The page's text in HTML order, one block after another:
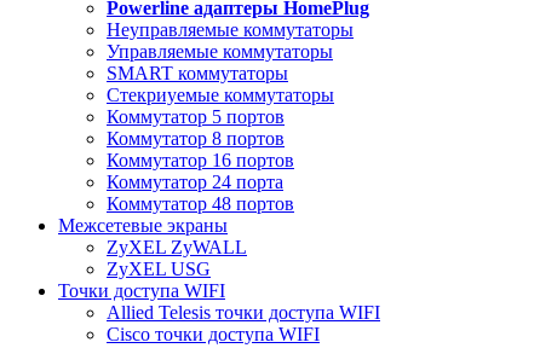
Powerline адаптеры HomePlug
Неуправляемые коммутаторы
Управляемые коммутаторы
SMART коммутаторы
Стекриуемые коммутаторы
Коммутатор 5 портов
Коммутатор 8 портов
Коммутатор 16 портов
Коммутатор 24 порта
Коммутатор 48 портов
Межсетевые экраны
ZyXEL ZyWALL
ZyXEL USG
Точки доступа WIFI
Allied Telesis точки доступа WIFI
Cisco точки доступа WIFI